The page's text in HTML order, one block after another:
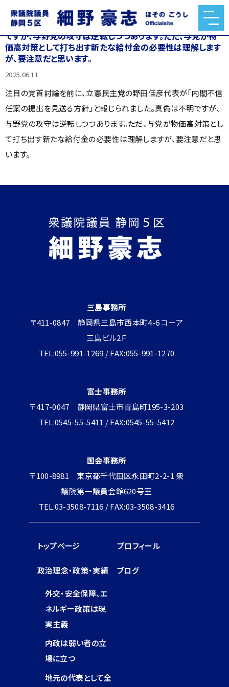
注目の党首討論を前に、立憲民主党の野田佳彦代表が「内閣
不信任案の提出を見送る方針」と報じられました。真偽は不明
ですが、与野党の攻守は逆転しつつあります。ただ、与党が物
価高対策として打ち出す新たな給付金の必要性は理解します
が、要注意だと思います。
2025.06.11
注目の党首討論を前に、立憲民主党の野田佳彦代表が「内閣不信
任案の提出を見送る方針」と報じられました。真偽は不明ですが、
与野党の攻守は逆転しつつあります。ただ、与党が物価高対策とし
て打ち出す新たな給付金の必要性は理解しますが、要注意だと思
います。
三島事務所
〒411-0847 静岡県三島市西本町4-6 コーア
三島ビル2Ｆ
TEL:055-991-1269 / FAX:055-991-1270
富士事務所
〒417-0047 静岡県富士市青島町195-3-203
TEL:0545-55-5411 / FAX:0545-55-5412
国会事務所
〒100-8981 東京都千代田区永田町2-2-1 衆
議院第一議員会館620号室
TEL:03-3508-7116 / FAX:03-3508-3416
トップページ プロフィール
政治理念・政策・実績
外交・安全保障、エ
ネルギー政策は現
実主義
内政は弱い者の立
場に立つ
地元の代表として全
ブログ